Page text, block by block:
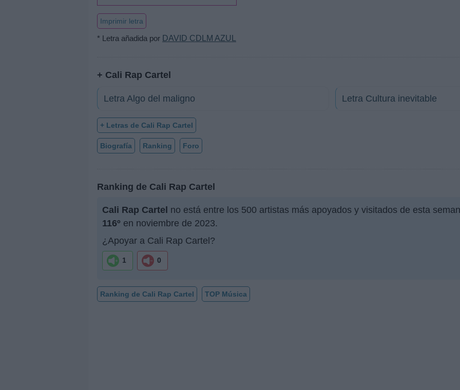
Imprimir letra
* Letra añadida por DAVID CDLM AZUL
+ Cali Rap Cartel
Letra Algo del maligno Letra Cultura inevitable
+ Letras de Cali Rap Cartel
Biografía Ranking Foro
Ranking de Cali Rap Cartel
Cali Rap Cartel no está entre los 500 artistas más apoyados y visitados de esta
116º en noviembre de 2023.
¿Apoyar a Cali Rap Cartel?
1 0
Ranking de Cali Rap Cartel TOP Música